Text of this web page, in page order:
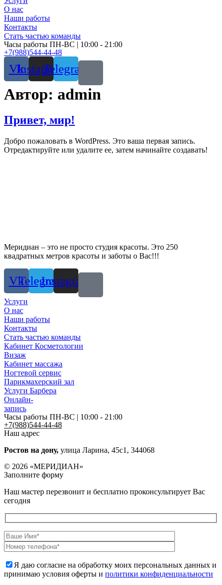
О нас
Наши работы
Контакты
Стать частью команды
Часы работы ПН-ВС | 10:00 - 21:00
+7(988)544-44-48
VkInstagram
Telegram
Автор: admin
Привет, мир!
Добро пожаловать в WordPress. Это ваша первая запись.
Отредактируйте или удалите ее, затем начинайте создавать!
Меридиан – это не просто студия красоты. Это 250
квадратных метров красоты и заботы о Вас!!!
VkTelegram
Instagram
Услуги
О нас
Наши работы
Контакты
Стать частью команды
Кабинет Косметологии
Визаж
Кабинет массажа
Ногтевой сервис
Парикмахерский зал
Услуги Барбера
Онлайн-
запись
Часы работы ПН-ВС | 10:00 - 21:00
+7(988)544-44-48
Наш адрес
Ростов на дону, улица Ларина, 45с1, 344068
© 2026 «МЕРИДИАН»
Заполните форму
Наш мастер перезвонит и бесплатно проконсультирует Вас
сегодня
Я даю согласие на обработку моих персональных данных и
принимаю условия оферты и политики конфиденциальности